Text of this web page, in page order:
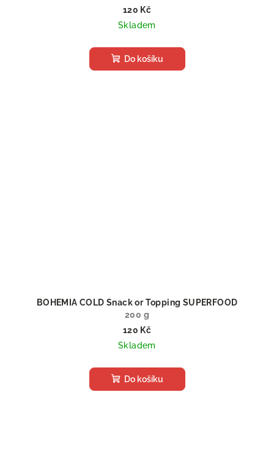
120 Kč
Skladem
Do košíku
BOHEMIA COLD Snack or Topping SUPERFOOD
200 g
120 Kč
Skladem
Do košíku